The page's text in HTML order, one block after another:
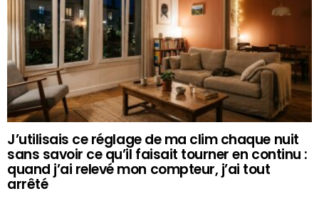
J’utilisais ce réglage de ma clim chaque nuit
sans savoir ce qu’il faisait tourner en continu :
quand j’ai relevé mon compteur, j’ai tout
arrêté